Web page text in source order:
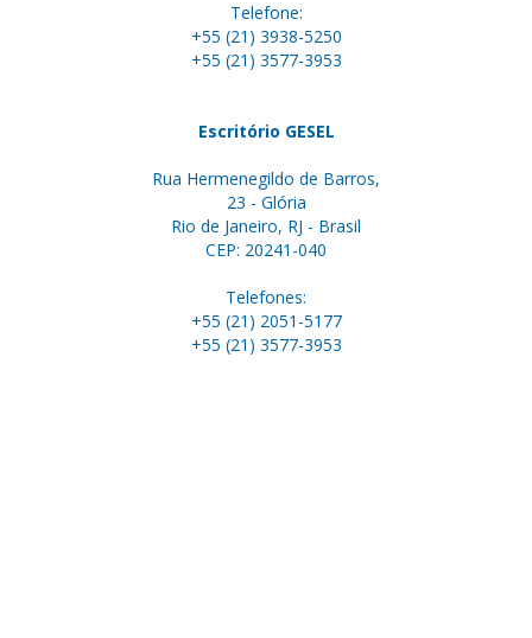
Telefone:
+55 (21) 3938-5250
+55 (21) 3577-3953
Escritório GESEL
Rua Hermenegildo de Barros,
23 - Glória
Rio de Janeiro, RJ - Brasil
CEP: 20241-040
Telefones:
+55 (21) 2051-5177
+55 (21) 3577-3953